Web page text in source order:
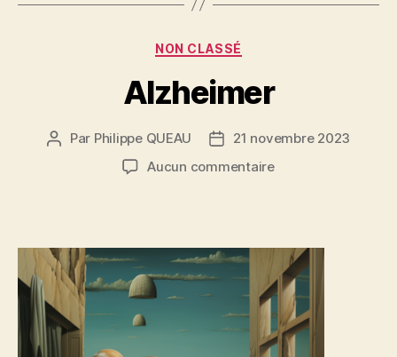
Catégories
NON CLASSÉ
Alzheimer
Auteur
Par Philippe QUEAU
Date21 novembre 2023
Aucun commentairesur